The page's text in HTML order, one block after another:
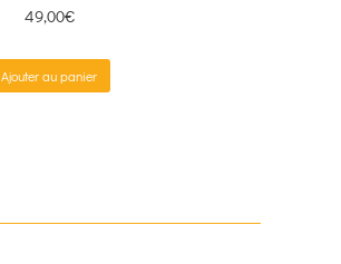
49,00€
Ajouter au panier